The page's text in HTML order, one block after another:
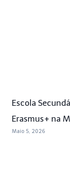
Escola
Erasmus+ na
Maio 5, 2026